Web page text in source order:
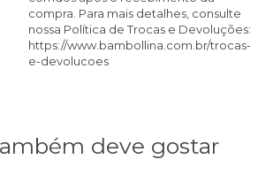
compra. Para mais detalhes, consulte
nossa Política de Trocas e Devoluções:
https://www.bambollina.com.br/trocas-
e-devolucoes
deve gostar